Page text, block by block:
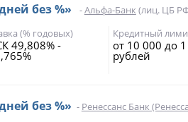
без %» -Альфа-Банк (лиц. ЦБ
(% годовых)
49,808% -
Кредитный
от 10 000 до
рублей
без %» - Ренессанс Банк